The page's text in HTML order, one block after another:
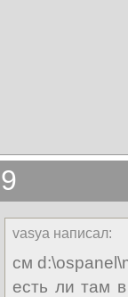
vasya написал:
см
есть ли там